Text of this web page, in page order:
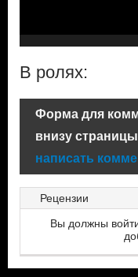
В ролях:
Форма для
внизу страницы
написать
Рецензии
Вы должны